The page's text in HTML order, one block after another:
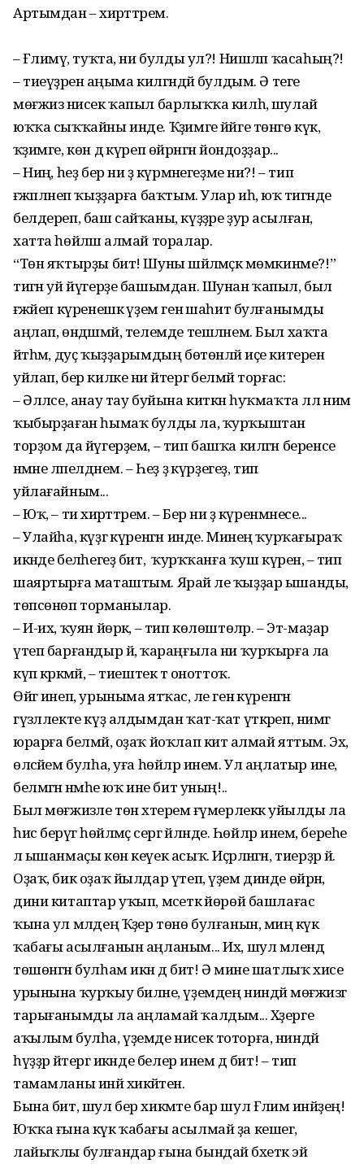
Артымдан – әхирәттәрем.
– Ғәлимәү, туҡта, ни булды ул?! Нишләп ҡасаһың?!
– тиеүҙәренә аңыма килгәндәй булдым. Ә теге
мөғжизә нисек ҡапыл барлыҡҡа килһә, шулай
юҡҡа сыҡҡайны инде. Ҡәҙимге йәйге төнгө күк,
ҡәҙимге, көн дә күреп өйрәнгән йондоҙҙар...
– Ниңә, һеҙ бер ни ҙә күрмәнегеҙме ни?! – тип
ғәжәпләнеп ҡыҙҙарға баҡтым. Улар иһә, юҡ тигәнде
белдереп, баш сайҡаны, күҙҙәре ҙур асылған,
хатта һөйләшә алмай торалар.
“Төн яҡтырҙы бит! Шуны шәйләмәҫкә мөмкинме?!”
тигән уй йүгерҙе башымдан. Шунан ҡапыл, был
ғәжәйеп күренешкә үҙем генә шаһит булғанымды
аңлап, өндәшмәй, телемде тешләнем. Был хаҡта
әйтһәм, дуҫ ҡыҙҙарымдың бөтөнләй иҫе китерен
уйлап, бер килке ни әйтергә белмәй торғас:
– Әлләсе, анау тау буйына киткән һуҡмаҡта әллә нимә
ҡыбырҙаған һымаҡ булды ла, ҡурҡыштан
торҙом да йүгерҙем, – тип башҡа килгән беренсе
нәмәне ләпелдәнем. – Һеҙ ҙә күрҙегеҙ, тип
уйлағайным...
– Юҡ, – ти әхирәттәрем. – Бер ни ҙә күренмәнесе...
– Улайһа, күҙгә күренгән инде. Минең ҡурҡағыраҡ
икәнде беләһегеҙ бит, ә ҡурҡҡанға ҡуш күренә, – тип
шаяртырға маташтым. Ярай әле ҡыҙҙар ышанды,
төпсөнөп торманылар.
– И-их, ҡуян йөрәк, – тип көлөштөләр. – Эт-маҙар
үтеп барғандыр йә, ҡараңғыла ни ҡурҡырға ла
күп кәрәкмәй, – тиештек тә оноттоҡ.
Өйгә инеп, урыныма ятҡас, әле генә күренгән
гүзәллекте күҙ алдымдан ҡат-ҡат үткәреп, нимәгә
юрарға белмәй, оҙаҡ йоҡлап китә алмай яттым. Эх,
өләсәйем булһа, уға һөйләр инем. Ул аңлатыр ине,
белмәгән нәмәһе юҡ ине бит уның!..
Был мөғжизәле төн хәтеремә ғүмерлеккә уйылды ла
һис берәүгә һөйләмәҫ сергә әйләнде. Һөйләр инем, береһе
лә ышанмаҫы көн кеүек асыҡ. Иҫәрләнгән, тиерҙәр йә.
Оҙаҡ, бик оҙаҡ йылдар үтеп, үҙем динде өйрәнә,
дини китаптар уҡып, мәсеткә йөрөй башлағас
ҡына ул мәлдең Ҡәҙер төнө булғанын, миңә күк
ҡабағы асылғанын аңланым... Их, шул мәлендә
төшөнгән булһам икән дә бит! Ә мине шатлыҡ хисе
урынына ҡурҡыу биләне, үҙемдең ниндәй мөғжизәгә
тарығанымды ла аңламай ҡалдым... Хәҙерге
аҡылым булһа, үҙемде нисек тоторға, ниндәй
һүҙҙәр әйтергә икәнде белер инем дә бит! – тип
тамамланы инәй хикәйәтен.
Бына бит, шул бер хикмәте бар шул Ғәлимә инәйҙең!
Юҡҡа ғына күк ҡабағы асылмай ҙа кешегә,
лайыҡлы булғандар ғына бындай бәхеткә эйә